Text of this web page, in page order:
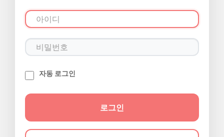
자동 로그인